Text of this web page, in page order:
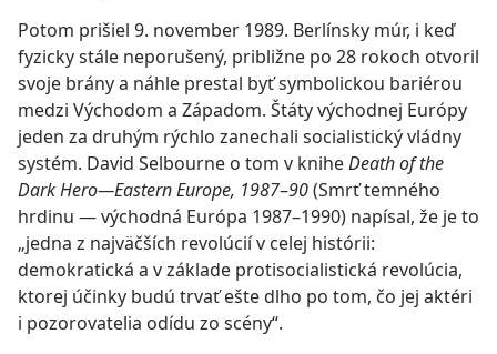
Potom prišiel 9. november 1989. Berlínsky múr, i keď
fyzicky stále neporušený, približne po 28 rokoch otvoril
svoje brány a náhle prestal byť symbolickou bariérou
medzi Východom a Západom. Štáty východnej Európy
jeden za druhým rýchlo zanechali socialistický vládny
systém. David Selbourne o tom v kniheDeath of the
Dark Hero—​Eastern Europe, 1987–90(Smrť temného
hrdinu — východná Európa 1987–1990) napísal, že je to
„jedna z najväčších revolúcií v celej histórii:
demokratická a v základe protisocialistická revolúcia,
ktorej účinky budú trvať ešte dlho po tom, čo jej aktéri
i pozorovatelia odídu zo scény“.